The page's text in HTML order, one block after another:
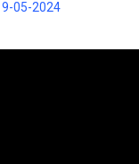
05-2024